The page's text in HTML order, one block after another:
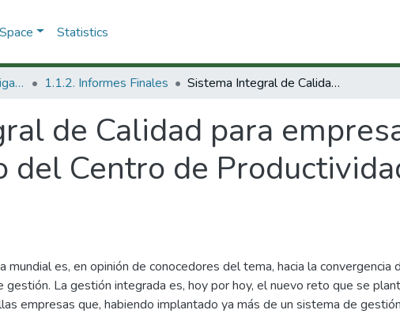
Statistics
1.1 Productos de investigación 1.1.2. Informes Finales Sistema Integral de Calidad para empresas del Tolima : Un nuevo servicio del Centro de Productividad del Tolima.
de Calidad para
del Centro de
mundial es, en opinión de conocedores del tema, hacia la convergencia
gestión. La gestión integrada es, hoy por hoy, el nuevo reto que se
empresas que, habiendo implantado ya más de un sistema de